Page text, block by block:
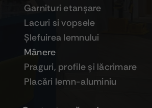
Garnituri etanşare
Lacuri si vopsele
Şlefuirea lemnului
Mânere
Praguri, profile şi lăcrimare
Placări lemn-aluminiu